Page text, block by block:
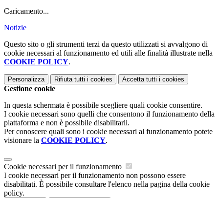
Caricamento...
Notizie
Questo sito o gli strumenti terzi da questo utilizzati si avvalgono di
cookie necessari al funzionamento ed utili alle finalità illustrate nella
COOKIE POLICY.
Personalizza Rifiuta tutti i cookies Accetta tutti i cookies
Gestione cookie
In questa schermata è possibile scegliere quali cookie consentire.
I cookie necessari sono quelli che consentono il funzionamento della
piattaforma e non è possibile disabilitarli.
Per conoscere quali sono i cookie necessari al funzionamento potete
visionare la COOKIE POLICY.
Cookie necessari per il funzionamento
I cookie necessari per il funzionamento non possono essere
disabilitati. È possibile consultare l'elenco nella pagina della cookie
policy.